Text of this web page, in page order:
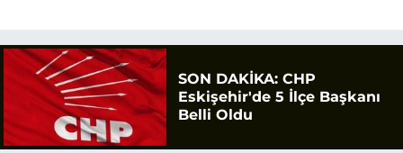
SON DAKİKA: CHP
Eskişehir'de 5 İlçe Başkanı
Belli Oldu